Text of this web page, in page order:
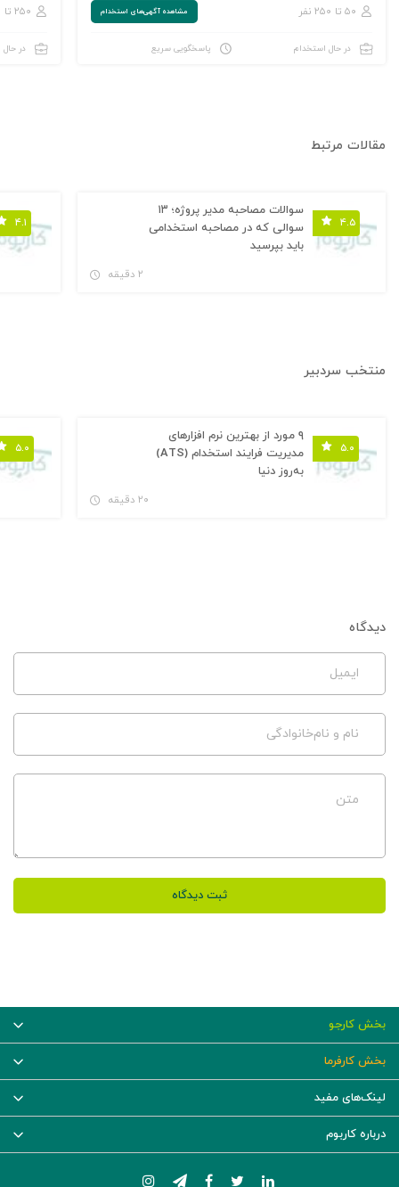
۵۰ تا ۲۵۰ نفر
مشاهده‌ آگهی‌های استخدام
در حال استخدام پاسخگویی سریع
۲۵۰ تا ۱,۰۰۰ نفر
در
مقالات مرتبط
۴.۵
سوالات مصاحبه مدیر پروژه؛ ۱۳
سوالی که در مصاحبه استخدامی
باید بپرسید
۲ دقیقه
۴.۱
منتخب سردبیر
۵.۰
۹ مورد از بهترین نرم افزارهای
مدیریت فرایند استخدام (ATS)
به‌روز دنیا
۲۰ دقیقه
۵.۰
دیدگاه
ایمیل
نام و نام‌خانوادگی
متن
ثبت دیدگاه
بخش کارجو
بخش کارفرما
لینک‌های مفید
درباره کاربوم